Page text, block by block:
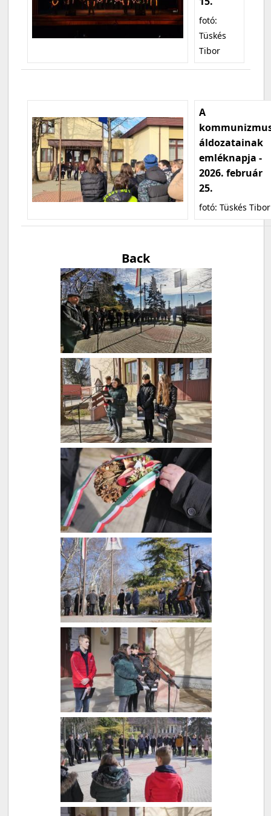
fotó:
Tüskés
Tibor
A
áldozatainak
emléknapja -
2026. február
25.
fotó: Tüskés Tibor
Back